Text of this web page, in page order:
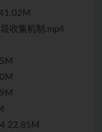
收集机制.mp4
22.85M